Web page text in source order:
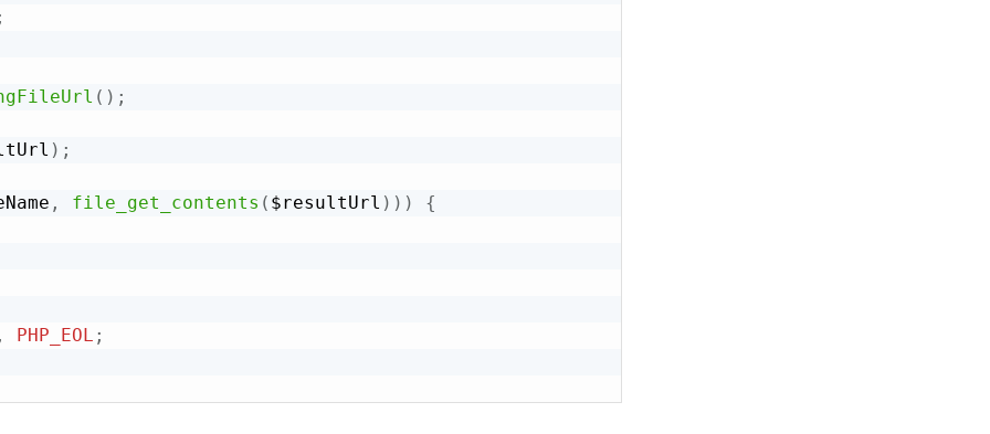
( ) ;
) ;
, file_get_contents ( $resultUrl ) ) ) {
PHP_EOL ;